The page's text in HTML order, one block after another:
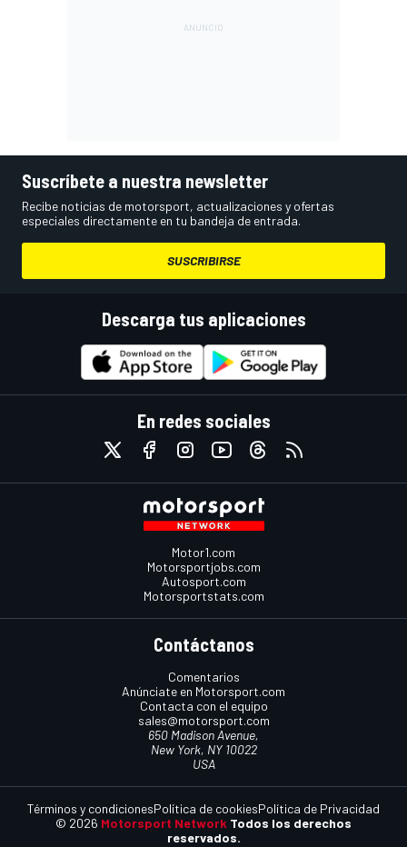
Suscríbete a nuestra newsletter
Recibe noticias de motorsport, actualizaciones y ofertas
especiales directamente en tu bandeja de entrada.
SUSCRIBIRSE
Descarga tus aplicaciones
En redes sociales
Motor1.com
Motorsportjobs.com
Autosport.com
Motorsportstats.com
Contáctanos
Comentarios
Anúnciate en Motorsport.com
Contacta con el equipo
sales@motorsport.com
650 Madison Avenue,
New York, NY 10022
USA
© 2026 Motorsport Network Todos los derechos
reservados.
Términos y condicionesPolítica de cookiesPolítica de Privacidad